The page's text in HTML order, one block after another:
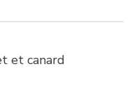
et canard